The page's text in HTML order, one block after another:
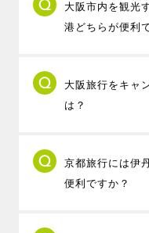
大阪市内を観光
港どちらが便利
ムジンバスを利用す
けます。
間（なんばまで970円
す。（詳しくは公式
大阪旅行をキャ
は？
が、MY-TRIP会員特
を全額ポイントで還元
京都旅行には伊
便利ですか？